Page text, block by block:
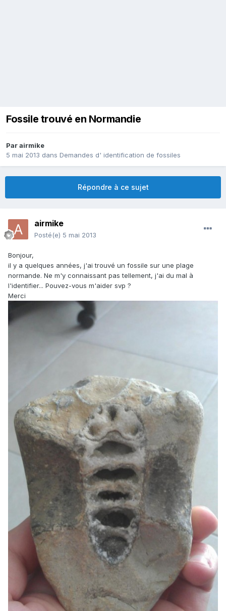
Fossile trouvé en Normandie
Parairmike
5 mai 2013 dans Demandes d' identification de fossiles
Répondre à ce sujet
airmike
Posté(e) 5 mai 2013
Bonjour,
il y a quelques années, j'ai trouvé un fossile sur une plage
normande. Ne m'y connaissant pas tellement, j'ai du mal à
l'identifier... Pouvez-vous m'aider svp ?
Merci